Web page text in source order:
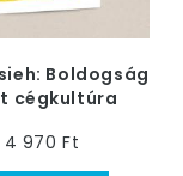
Boldogság
cégkultúra
4 970 Ft